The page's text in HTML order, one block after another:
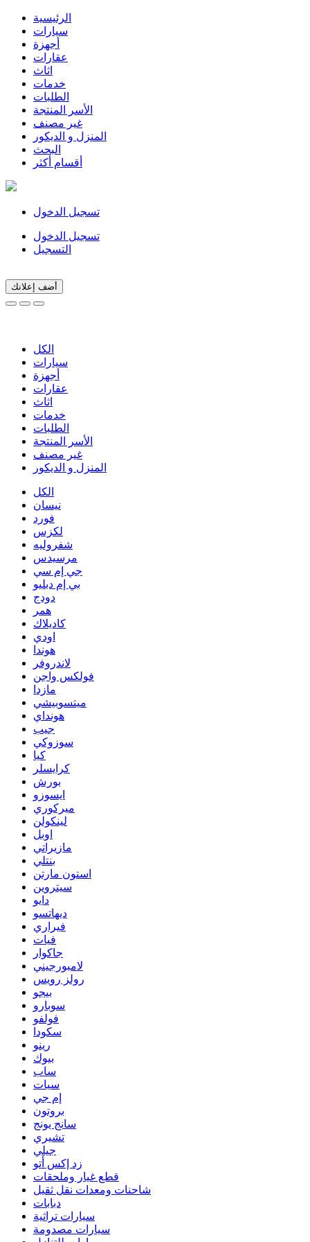
الرئيسية
سيارات
أجهزة
عقارات
اثاث
خدمات
الطلبات
الأسر المنتجة
غير مصنف
المنزل و الديكور
البحث
أقسام أكثر
تسجيل الدخول
تسجيل الدخول
التسجيل
أضف إعلانك
الكل
سيارات
أجهزة
عقارات
اثاث
خدمات
الطلبات
الأسر المنتجة
غير مصنف
المنزل و الديكور
الكل
نيسان
فورد
لكزس
شفروليه
مرسيدس
جي إم سي
بي إم دبليو
دودج
همر
كاديلاك
اودي
هوندا
لاندروفر
فولكس واجن
مازدا
ميتسوبيشي
هونداي
جيب
سوزوكي
كيا
كرايسلر
بورش
ايسوزو
ميركوري
لينكولن
اوبل
مازيراتي
بنتلي
استون مارتن
سيتروين
دايو
ديهاتسو
فيراري
فيات
جاكوار
لامبورجيني
رولز رويس
بيجو
سوبارو
فولفو
سكودا
رينو
بيوك
ساب
سيات
إم جي
بروتون
سانج يونج
تشيري
جيلي
زد إكس أتو
قطع غيار وملحقات
شاحنات ومعدات نقل ثقيل
دبابات
سيارات تراثية
سيارات مصدومة